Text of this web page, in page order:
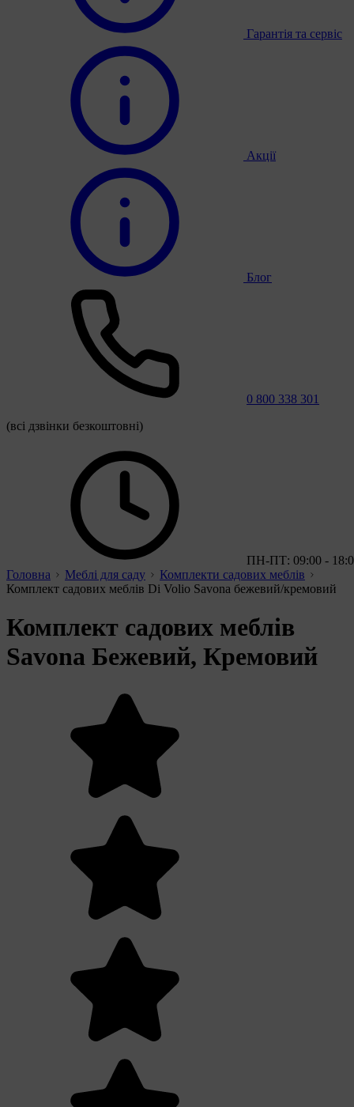
Гарантія та сервіс
Акції
Блог
0 800 338 301
(всі дзвінки безкоштовні)
ПН-ПТ: 09:00 -
Головна
Меблі для саду
Комплекти садових меблів
Комплект садових меблів Di Volio Savona бежевий/кремовий
Комплект садових меблів
Savona Бежевий, Кремовий